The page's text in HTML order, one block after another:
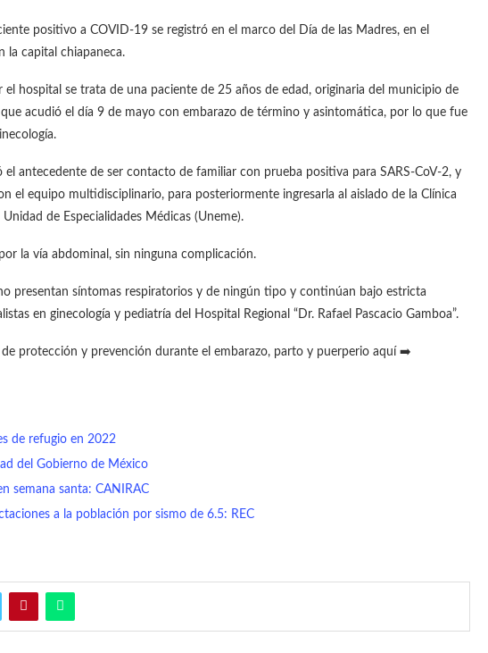
positivo a COVID-19 se registró en el marco del Día de las Madres, en el
la capital chiapaneca.
hospital se trata de una paciente de 25 años de edad, originaria del municipio de
acudió el día 9 de mayo con embarazo de término y asintomática, por lo que fue
el antecedente de ser contacto de familiar con prueba positiva para SARS-CoV-2, y
el equipo multidisciplinario, para posteriormente ingresarla al aislado de la Clínica
de Especialidades Médicas (Uneme).
la vía abdominal, sin ninguna complicación.
presentan síntomas respiratorios y de ningún tipo y continúan bajo estricta
en ginecología y pediatría del Hospital Regional “Dr. Rafael Pascacio Gamboa”.
protección y prevención durante el embarazo, parto y puerperio aquí ➡️
de refugio en 2022
del Gobierno de México
semana santa: CANIRAC
a la población por sismo de 6.5: REC